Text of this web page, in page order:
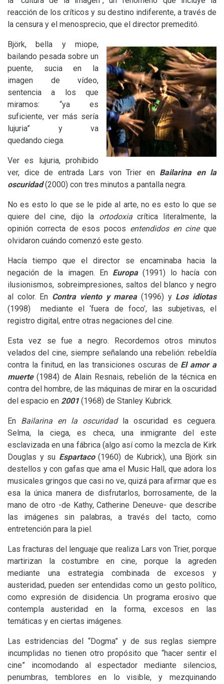
reacción de los críticos y su destino indiferente, a través de
la censura y el menosprecio, que el director premeditó.
Björk, bella y miope,
bailando pesada sobre un
puente, sucia en la
imagen de vídeo,
sentencia a los que
miramos: “ya es
suficiente, ver más sería
lujuria” y va
quedando ciega.
Ver es lujuria, prohibido
ver, dice de entrada Lars von Trier en Bailarina en la
oscuridad(2000) con tres minutos a pantalla negra.
No es esto lo que se le pide al arte, no es esto lo que se
quiere del cine, dijo la ortodoxia crítica literalmente, la
opinión correcta de esos pocos entendidos en cine que
olvidaron cuándo comenzó este gesto.
Hacía tiempo que el director se encaminaba hacia la
negación de la imagen. En Europa(1991) lo hacía con
ilusionismos, sobreimpresiones, saltos del blanco y negro
al color. En Contra viento y marea(1996) y Los idiotas
(1998) mediante el ‘fuera de foco’, las subjetivas, el
registro digital, entre otras negaciones del cine.
Esta vez se fue a negro. Recordemos otros minutos
velados del cine, siempre señalando una rebelión: rebeldía
contra la finitud, en las transiciones oscuras de El amor a
muerte(1984) de Alain Resnais, rebelión de la técnica en
contra del hombre, de las máquinas de mirar en la oscuridad
del espacio en 2001 (1968) de Stanley Kubrick.
En Bailarina en la oscuridadla oscuridad es ceguera.
Selma, la ciega, es checa, una inmigrante del este
esclavizada en una fábrica (algo así como la mezcla de Kirk
Douglas y su Espartaco(1960) de Kubrick), una Björk sin
destellos y con gafas que ama el Music Hall, que adora los
musicales gringos que casi no ve, quizá para afirmar que es
esa la única manera de disfrutarlos, borrosamente, de la
mano de otro -de Kathy, Catherine Deneuve- que describe
las imágenes sin palabras, a través del tacto, como
entretención para la piel.
Las fracturas del lenguaje que realiza Lars von Trier, porque
martirizan la costumbre en cine, porque la agreden
mediante una estrategia combinada de excesos y
austeridad, pueden ser entendidas como un gesto político,
como expresión de disidencia. Un programa erosivo que
contempla austeridad en la forma, excesos en las
temáticas y en ciertas imágenes.
Las estridencias del “Dogma” y de sus reglas siempre
incumplidas no tienen otro propósito que “hacer sentir el
cine” incomodando al espectador mediante silencios,
penumbras, temblores en lo visible, y mezquinando